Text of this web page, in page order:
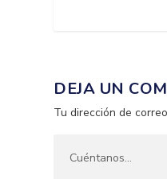
DEJA UN
Tu dirección de